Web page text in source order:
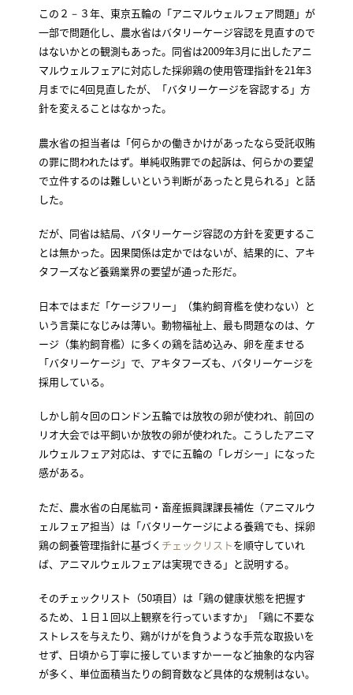
この２－３年、東京五輪の「アニマルウェルフェア問題」が
一部で問題化し、農水省はバタリーケージ容認を見直すので
はないかとの観測もあった。同省は2009年3月に出したアニ
マルウェルフェアに対応した採卵鶏の使用管理指針を21年3
月までに4回見直したが、「バタリーケージを容認する」方
針を変えることはなかった。
農水省の担当者は「何らかの働きかけがあったなら受託収賄
の罪に問われたはず。単純収賄罪での起訴は、何らかの要望
で立件するのは難しいという判断があったと見られる」と話
した。
だが、同省は結局、バタリーケージ容認の方針を変更するこ
とは無かった。因果関係は定かではないが、結果的に、アキ
タフーズなど養鶏業界の要望が通った形だ。
日本ではまだ「ケージフリー」（集約飼育檻を使わない）と
いう言葉になじみは薄い。動物福祉上、最も問題なのは、ケ
ージ（集約飼育檻）に多くの鶏を詰め込み、卵を産ませる
「バタリーケージ」で、アキタフーズも、バタリーケージを
採用している。
しかし前々回のロンドン五輪では放牧の卵が使われ、前回の
リオ大会では平飼いか放牧の卵が使われた。こうしたアニマ
ルウェルフェア対応は、すでに五輪の「レガシー」になった
感がある。
ただ、農水省の白尾紘司・畜産振興課課長補佐（アニマルウ
ェルフェア担当）は「バタリーケージによる養鶏でも、採卵
鶏の飼養管理指針に基づく チェックリストを順守していれ
ば、アニマルウェルフェアは実現できる」と説明する。
そのチェックリスト（50項目）は「鶏の健康状態を把握す
るため、１日１回以上観察を行っていますか」「鶏に不要な
ストレスを与えたり、鶏がけがを負うような手荒な取扱いを
せず、日頃から丁寧に接していますかーーなど抽象的な内容
が多く、単位面積当たりの飼育数など具体的な規制はない。